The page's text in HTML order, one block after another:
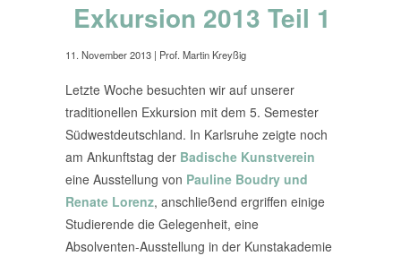
Exkursion 2013 Teil 1
11. November 2013 | Prof. Martin Kreyßig
Letzte Woche besuchten wir auf unserer
traditionellen Exkursion mit dem 5. Semester
Südwestdeutschland. In Karlsruhe zeigte noch
am Ankunftstag der Badische Kunstverein
eine Ausstellung von Pauline Boudry und
Renate Lorenz, anschließend ergriffen einige
Studierende die Gelegenheit, eine
Absolventen-Ausstellung in der Kunstakademie